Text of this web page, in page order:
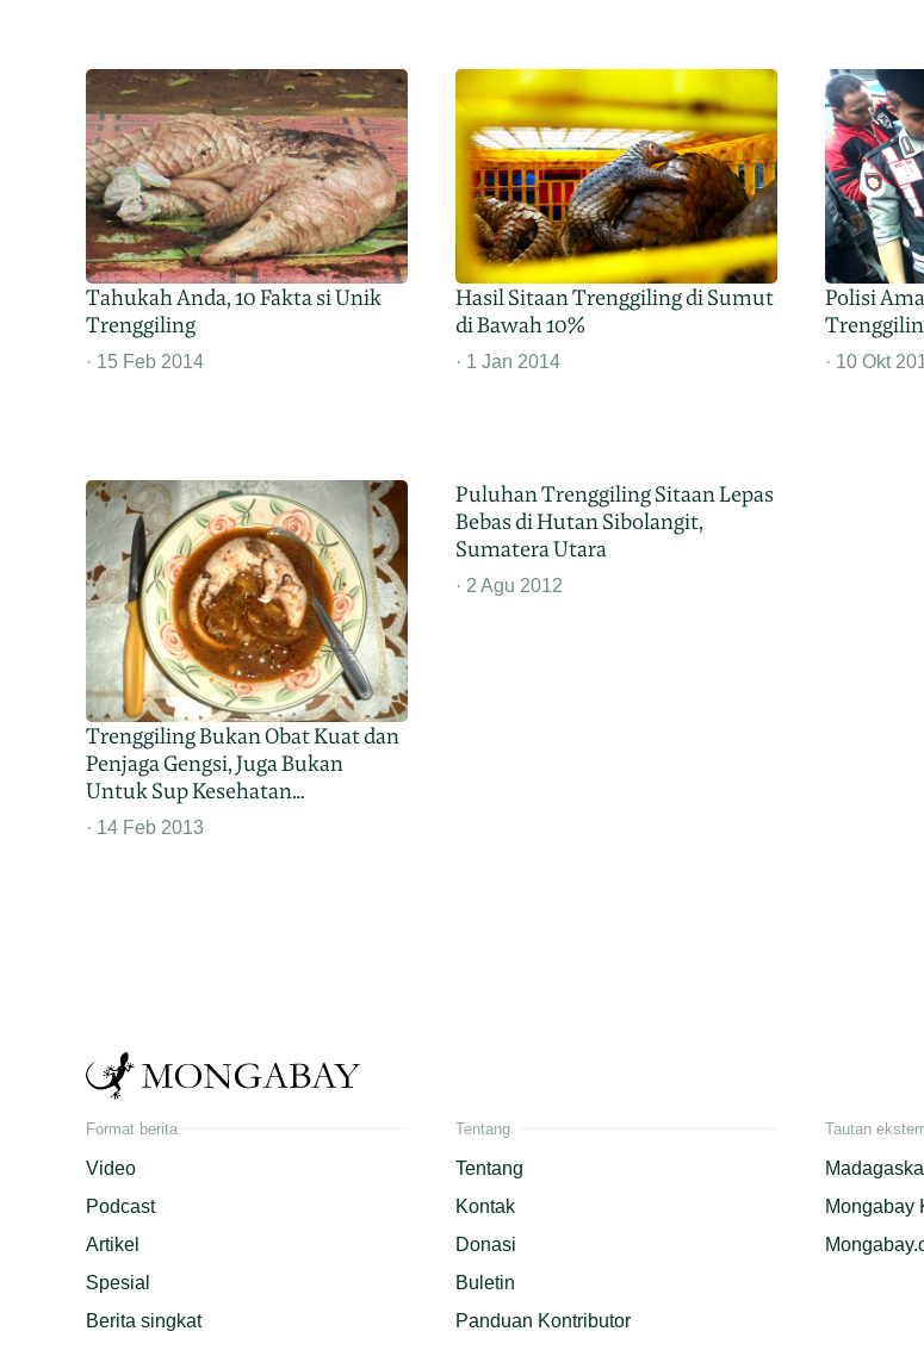
Tahukah Anda, 10 Fakta si Unik
Trenggiling
15 Feb 2014
Hasil Sitaan Trenggiling di Sumut
di Bawah 10%
1 Jan 2014
Polisi
10 Okt
Trenggiling Bukan Obat Kuat dan
Penjaga Gengsi, Juga Bukan
Untuk Sup Kesehatan…
14 Feb 2013
Puluhan Trenggiling Sitaan Lepas
Bebas di Hutan Sibolangit,
Sumatera Utara
2 Agu 2012
Format berita
Video
Podcast
Artikel
Spesial
Berita singkat
Tentang
Tentang
Kontak
Donasi
Buletin
Panduan Kontributor
Tautan
Mongabay